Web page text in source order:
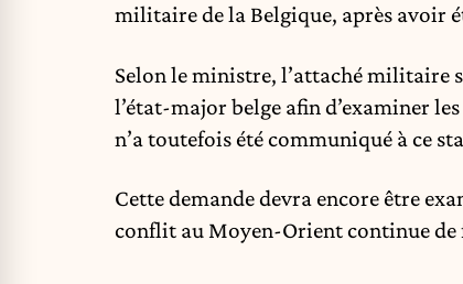
militaire de la Belgique, après avoir
Selon le ministre, l’attaché militaire
l’état-major belge afin d’examiner
n’a toutefois été communiqué à ce
Cette demande devra encore être
conflit au Moyen-Orient continue de